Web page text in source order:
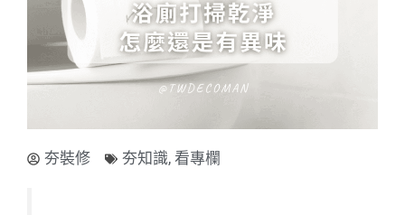
夯裝修 夯知識, 看專欄